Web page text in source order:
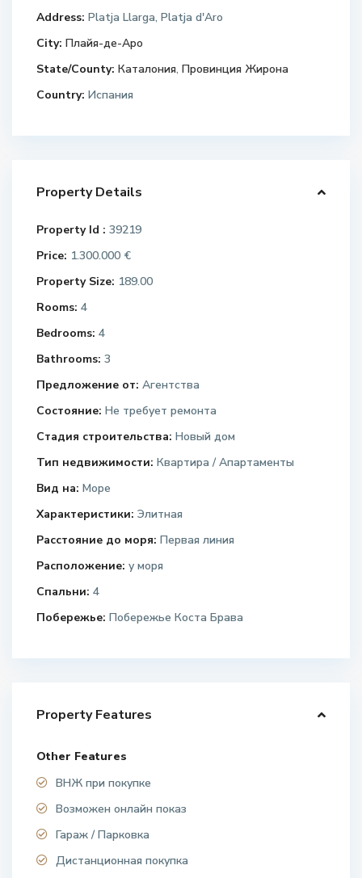
Address: Platja Llarga, Platja d'Aro
City: Плайя-де-Аро
State/County: Каталония,Провинция Жирона
Country: Испания
Property Details
Property Id : 39219
Price: 1.300.000 €
Property Size: 189.00
Rooms: 4
Bedrooms: 4
Bathrooms: 3
Предложение от: Агентства
Состояние: Не требует ремонта
Стадия строительства: Новый дом
Тип недвижимости: Квартира / Апартаменты
Вид на: Море
Характеристики: Элитная
Расстояние до моря: Первая линия
Расположение: у моря
Спальни: 4
Побережье: Побережье Коста Брава
Property Features
Other Features
ВНЖ при покупке
Возможен онлайн показ
Гараж / Парковка
Дистанционная покупка